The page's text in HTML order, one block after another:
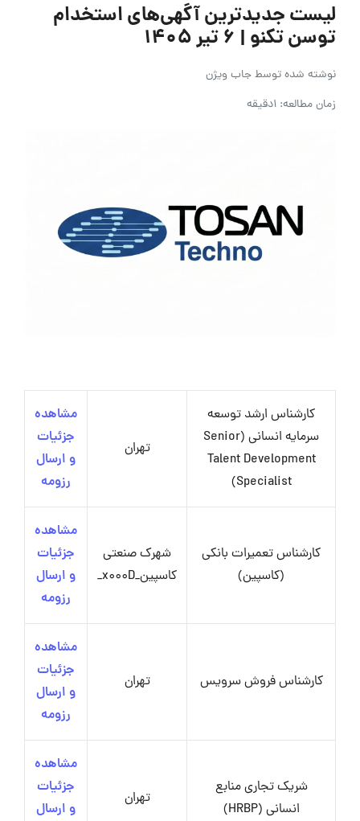
لیست جدیدترین آگهی‌های استخدام
توسن‌ تکنو | ۶ تیر ۱۴۰۵
نوشته شده توسطجاب ویژن
زمان مطالعه: 1دقیقه
کارشناس ارشد توسعه
سرمایه انسانی (Senior
Talent Development
Specialist)
تهران
مشاهده
جزئیات
و ارسال
رزومه
کارشناس تعمیرات بانکی
(کاسپین)
شهرک صنعتی
کاسپین_x000D_
مشاهده
جزئیات
و ارسال
رزومه
کارشناس فروش سرویس تهران
مشاهده
جزئیات
و ارسال
رزومه
شریک تجاری منابع
انسانی (HRBP)
تهران
مشاهده
جزئیات
و ارسال